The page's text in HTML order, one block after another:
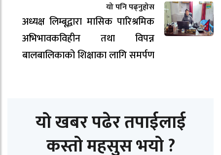
यो पनि पढ्नुहोस
अध्यक्ष लिम्बूद्वारा मासिक पारिश्रमिक
अभिभावकविहीन तथा विपन्न
बालबालिकाको शिक्षाका लागि समर्पण
यो खबर पढेर तपाईलाई
कस्तो महसुस भयो ?